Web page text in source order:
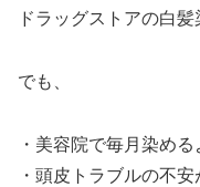
ドラッグストアの白髪
でも、
・美容院で毎月染め
・頭皮トラブルの不安